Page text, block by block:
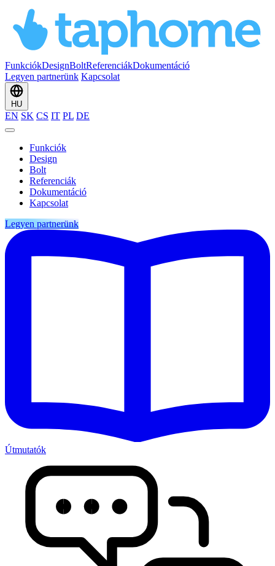
FunkciókDesignBoltReferenciákDokumentáció
Legyen partnerünk Kapcsolat
HU
EN SK CS IT PL DE
Funkciók
Design
Bolt
Referenciák
Dokumentáció
Kapcsolat
Legyen partnerünk
Útmutatók